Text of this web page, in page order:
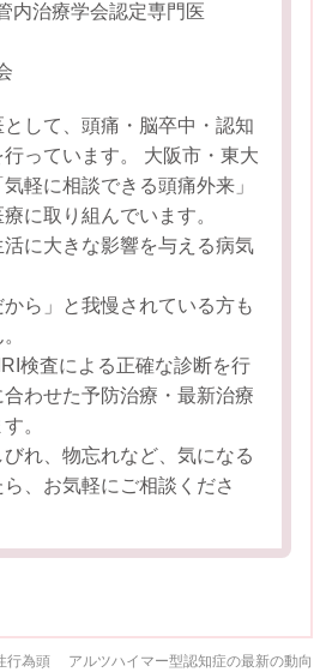
内治療学会認定専門医
して、頭痛・脳卒中・認知
っています。 大阪市・東大
軽に相談できる頭痛外来」
に取り組んでいます。
活に大きな影響を与える病気
から」と我慢されている方も
検査による正確な診断を行
わせた予防治療・最新治療
。
れ、物忘れなど、気になる
、お気軽にご相談くださ
行為頭
アルツハイマー型認知症の最新の動向